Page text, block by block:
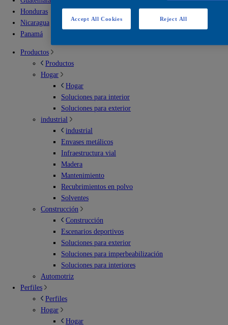
Honduras
Nicaragua
Panamá
Productos
Productos
Hogar
Hogar
Soluciones para interior
Soluciones para exterior
industrial
industrial
Envases metálicos
Infraestructura vial
Madera
Mantenimiento
Recubrimientos en polvo
Solventes
Construcción
Construcción
Escenarios deportivos
Soluciones para exterior
Soluciones para imperbeabilización
Soluciones para interiores
Automotriz
Perfiles
Perfiles
Hogar
Hogar
Reject All
Accept All Cookies